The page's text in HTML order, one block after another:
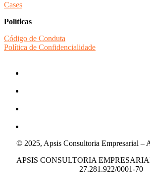
Cases
Políticas
Código de Conduta
Política de Confidencialidade
© 2025, Apsis Consultoria Empresarial –
APSIS CONSULTORIA
27.281.922/0001-70